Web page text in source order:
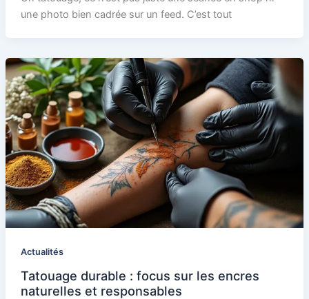
une photo bien cadrée sur un feed. C’est tout
Actualités
Tatouage durable : focus sur les encres
naturelles et responsables